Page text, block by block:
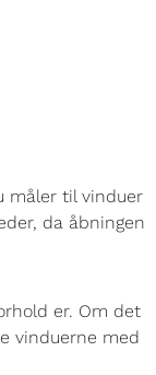
måler til vinduer
da åbningen
er. Om det
vinduerne med